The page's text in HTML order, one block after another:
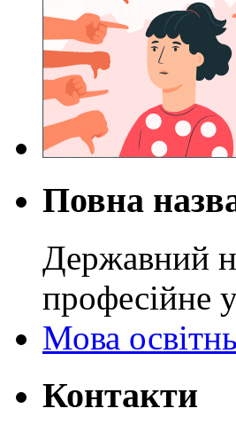
Повна
Державний
професійне
Мова
Контакти